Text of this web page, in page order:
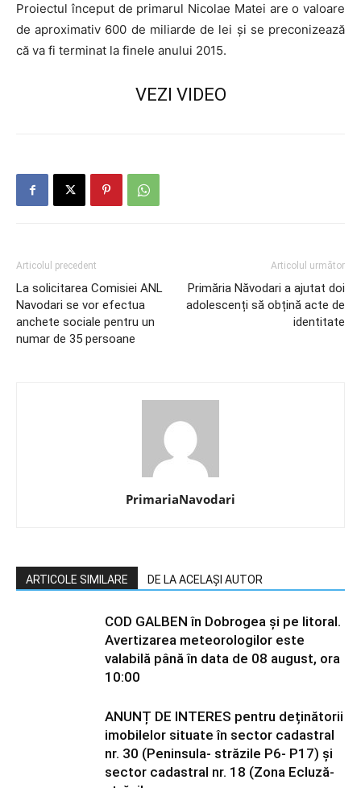
Proiectul început de primarul Nicolae Matei are o valoare
de aproximativ 600 de miliarde de lei şi se preconizează
că va fi terminat la finele anului 2015.
VEZI VIDEO
Articolul precedent
La solicitarea Comisiei ANL
Navodari se vor efectua
anchete sociale pentru un
numar de 35 persoane
Articolul următor
Primăria Năvodari a ajutat doi
adolescenți să obțină acte de
identitate
PrimariaNavodari
ARTICOLE SIMILARE DE LA ACELAȘI AUTOR
COD GALBEN în Dobrogea și pe litoral.
Avertizarea meteorologilor este
valabilă până în data de 08 august, ora
10:00
ANUNȚ DE INTERES pentru deținătorii
imobilelor situate în sector cadastral
nr. 30 (Peninsula- străzile P6- P17) și
sector cadastral nr. 18 (Zona Ecluză-